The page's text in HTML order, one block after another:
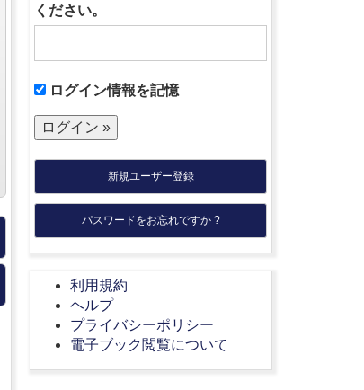
ください。
ログイン情報を記憶
新規ユーザー登録
パスワードをお忘れですか ?
利用規約
ヘルプ
プライバシーポリシー
電子ブック閲覧について